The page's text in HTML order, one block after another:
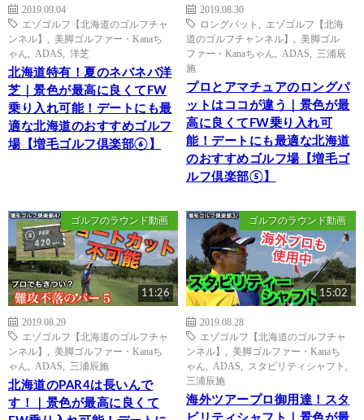
2019.09.04
エゾゴルフ【北海道のゴルフチャ
ンネル】
美脚ゴルファー・Kanaち
ゃん
ADAS 洋芝
北海道特有！夏のネバネバ洋
芝｜景色が最高に良くてFW
乗り入れ可能！デートにも最
適な北海道のおすすめゴルフ
場【増毛ゴルフ倶楽部⑥】
2019.08.30
ロングパット
エゾゴルフ【北海
道のゴルフチャンネル】
美脚ゴル
ファー・Kanaちゃん
ADAS
三浦辰
施
プロとアマチュアのロングパ
ットはココが違う｜景色が最
高に良くてFW乗り入れ可
能！デートにも最適な北海道
のおすすめゴルフ場【増毛ゴ
ルフ倶楽部⑤】
ゴルフのラウンド動画
11:26
2019.08.29
エゾゴルフ【北海道のゴルフチャ
ンネル】
美脚ゴルファー・Kanaち
ゃん
ADAS 三浦辰施
北海道のPAR4は長いんで
す！｜景色が最高に良くて
ゴルフのラウンド動画
15:02
2019.08.28
エゾゴルフ【北海道のゴルフチャ
ンネル】
美脚ゴルファー・Kanaち
ゃん
ADAS スタビリティシャフト
三浦辰施
海外ツアープロ御用達！スタ